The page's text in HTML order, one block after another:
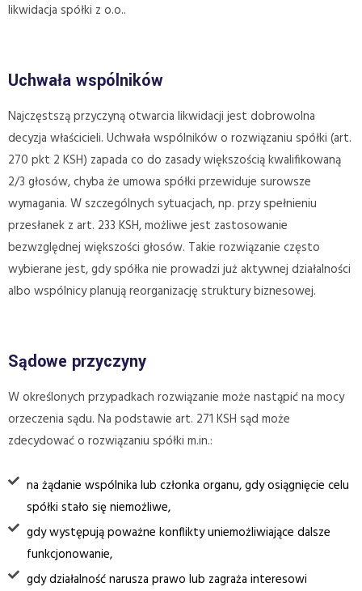
likwidacja spółki z o.o..
Uchwała wspólników
Najczęstszą przyczyną otwarcia likwidacji jest dobrowolna
decyzja właścicieli. Uchwała wspólników o rozwiązaniu spółki (art.
270 pkt 2 KSH) zapada co do zasady większością kwalifikowaną
2/3 głosów, chyba że umowa spółki przewiduje surowsze
wymagania. W szczególnych sytuacjach, np. przy spełnieniu
przesłanek z art. 233 KSH, możliwe jest zastosowanie
bezwzględnej większości głosów. Takie rozwiązanie często
wybierane jest, gdy spółka nie prowadzi już aktywnej działalności
albo wspólnicy planują reorganizację struktury biznesowej.
Sądowe przyczyny
W określonych przypadkach rozwiązanie może nastąpić na mocy
orzeczenia sądu. Na podstawie art. 271 KSH sąd może
zdecydować o rozwiązaniu spółki m.in.:
na żądanie wspólnika lub członka organu, gdy osiągnięcie celu
spółki stało się niemożliwe,
gdy występują poważne konflikty uniemożliwiające dalsze
funkcjonowanie,
gdy działalność narusza prawo lub zagraża interesowi